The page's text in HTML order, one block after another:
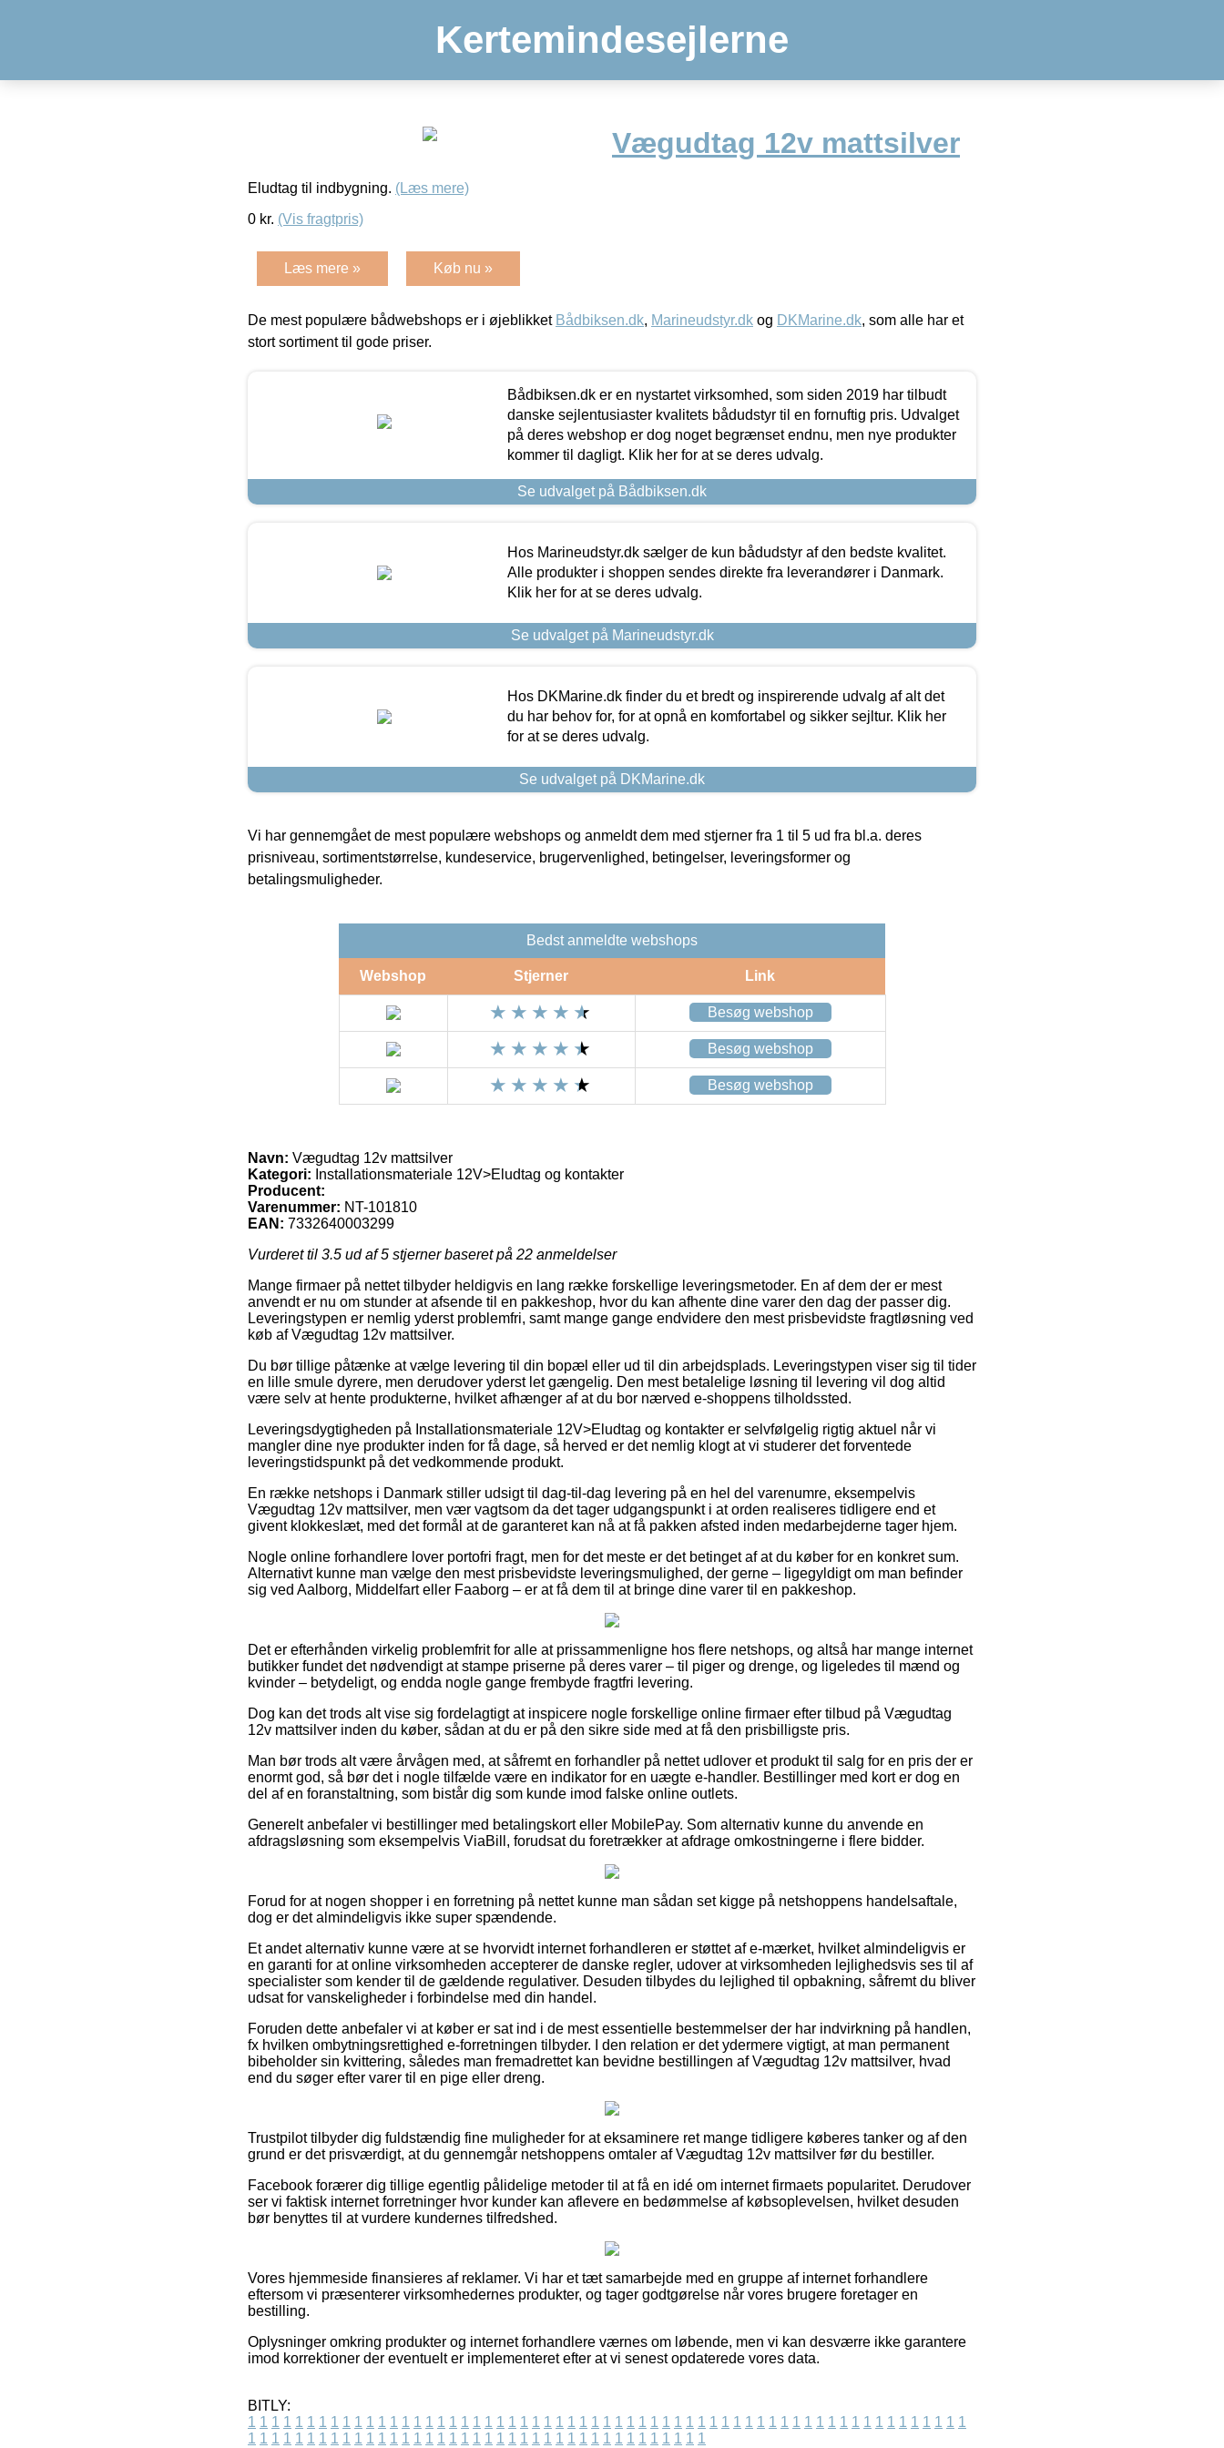
Kertemindesejlerne
Vægudtag 12v mattsilver
Eludtag til indbygning. (Læs mere)
0 kr. (Vis fragtpris)
Læs mere » Køb nu »
De mest populære bådwebshops er i øjeblikket Bådbiksen.dk, Marineudstyr.dk og DKMarine.dk, som alle har et
stort sortiment til gode priser.
Bådbiksen.dk er en nystartet virksomhed, som siden 2019 har tilbudt
danske sejlentusiaster kvalitets bådudstyr til en fornuftig pris. Udvalget
på deres webshop er dog noget begrænset endnu, men nye produkter
kommer til dagligt. Klik her for at se deres udvalg.
Se udvalget på Bådbiksen.dk
Hos Marineudstyr.dk sælger de kun bådudstyr af den bedste kvalitet.
Alle produkter i shoppen sendes direkte fra leverandører i Danmark.
Klik her for at se deres udvalg.
Se udvalget på Marineudstyr.dk
Hos DKMarine.dk finder du et bredt og inspirerende udvalg af alt det
du har behov for, for at opnå en komfortabel og sikker sejltur. Klik her
for at se deres udvalg.
Se udvalget på DKMarine.dk
Vi har gennemgået de mest populære webshops og anmeldt dem med stjerner fra 1 til 5 ud fra bl.a. deres
prisniveau, sortimentstørrelse, kundeservice, brugervenlighed, betingelser, leveringsformer og
betalingsmuligheder.
Bedst anmeldte webshops
Webshop Stjerner Link
Besøg webshop
Besøg webshop
Besøg webshop
Navn: Vægudtag 12v mattsilver
Kategori: Installationsmateriale 12V>Eludtag og kontakter
Producent:
Varenummer: NT-101810
EAN: 7332640003299
Vurderet til 3.5 ud af 5 stjerner baseret på 22 anmeldelser
Mange firmaer på nettet tilbyder heldigvis en lang række forskellige leveringsmetoder. En af dem der er mest
anvendt er nu om stunder at afsende til en pakkeshop, hvor du kan afhente dine varer den dag der passer dig.
Leveringstypen er nemlig yderst problemfri, samt mange gange endvidere den mest prisbevidste fragtløsning ved
køb af Vægudtag 12v mattsilver.
Du bør tillige påtænke at vælge levering til din bopæl eller ud til din arbejdsplads. Leveringstypen viser sig til tider
en lille smule dyrere, men derudover yderst let gængelig. Den mest betalelige løsning til levering vil dog altid
være selv at hente produkterne, hvilket afhænger af at du bor nærved e-shoppens tilholdssted.
Leveringsdygtigheden på Installationsmateriale 12V>Eludtag og kontakter er selvfølgelig rigtig aktuel når vi
mangler dine nye produkter inden for få dage, så herved er det nemlig klogt at vi studerer det forventede
leveringstidspunkt på det vedkommende produkt.
En række netshops i Danmark stiller udsigt til dag-til-dag levering på en hel del varenumre, eksempelvis
Vægudtag 12v mattsilver, men vær vagtsom da det tager udgangspunkt i at orden realiseres tidligere end et
givent klokkeslæt, med det formål at de garanteret kan nå at få pakken afsted inden medarbejderne tager hjem.
Nogle online forhandlere lover portofri fragt, men for det meste er det betinget af at du køber for en konkret sum.
Alternativt kunne man vælge den mest prisbevidste leveringsmulighed, der gerne – ligegyldigt om man befinder
sig ved Aalborg, Middelfart eller Faaborg – er at få dem til at bringe dine varer til en pakkeshop.
Det er efterhånden virkelig problemfrit for alle at prissammenligne hos flere netshops, og altså har mange internet
butikker fundet det nødvendigt at stampe priserne på deres varer – til piger og drenge, og ligeledes til mænd og
kvinder – betydeligt, og endda nogle gange frembyde fragtfri levering.
Dog kan det trods alt vise sig fordelagtigt at inspicere nogle forskellige online firmaer efter tilbud på Vægudtag
12v mattsilver inden du køber, sådan at du er på den sikre side med at få den prisbilligste pris.
Man bør trods alt være årvågen med, at såfremt en forhandler på nettet udlover et produkt til salg for en pris der er
enormt god, så bør det i nogle tilfælde være en indikator for en uægte e-handler. Bestillinger med kort er dog en
del af en foranstaltning, som bistår dig som kunde imod falske online outlets.
Generelt anbefaler vi bestillinger med betalingskort eller MobilePay. Som alternativ kunne du anvende en
afdragsløsning som eksempelvis ViaBill, forudsat du foretrækker at afdrage omkostningerne i flere bidder.
Forud for at nogen shopper i en forretning på nettet kunne man sådan set kigge på netshoppens handelsaftale,
dog er det almindeligvis ikke super spændende.
Et andet alternativ kunne være at se hvorvidt internet forhandleren er støttet af e-mærket, hvilket almindeligvis er
en garanti for at online virksomheden accepterer de danske regler, udover at virksomheden lejlighedsvis ses til af
specialister som kender til de gældende regulativer. Desuden tilbydes du lejlighed til opbakning, såfremt du bliver
udsat for vanskeligheder i forbindelse med din handel.
Foruden dette anbefaler vi at køber er sat ind i de mest essentielle bestemmelser der har indvirkning på handlen,
fx hvilken ombytningsrettighed e-forretningen tilbyder. I den relation er det ydermere vigtigt, at man permanent
bibeholder sin kvittering, således man fremadrettet kan bevidne bestillingen af Vægudtag 12v mattsilver, hvad
end du søger efter varer til en pige eller dreng.
Trustpilot tilbyder dig fuldstændig fine muligheder for at eksaminere ret mange tidligere køberes tanker og af den
grund er det prisværdigt, at du gennemgår netshoppens omtaler af Vægudtag 12v mattsilver før du bestiller.
Facebook forærer dig tillige egentlig pålidelige metoder til at få en idé om internet firmaets popularitet. Derudover
ser vi faktisk internet forretninger hvor kunder kan aflevere en bedømmelse af købsoplevelsen, hvilket desuden
bør benyttes til at vurdere kundernes tilfredshed.
Vores hjemmeside finansieres af reklamer. Vi har et tæt samarbejde med en gruppe af internet forhandlere
eftersom vi præsenterer virksomhedernes produkter, og tager godtgørelse når vores brugere foretager en
bestilling.
Oplysninger omkring produkter og internet forhandlere værnes om løbende, men vi kan desværre ikke garantere
imod korrektioner der eventuelt er implementeret efter at vi senest opdaterede vores data.
BITLY:
1 1 1 1 1 1 1 1 1 1 1 1 1 1 1 1 1 1 1 1 1 1 1 1 1 1 1 1 1 1 1 1 1 1 1 1 1 1 1 1 1 1 1 1 1 1 1 1 1 1 1 1 1 1 1 1 1 1 1 1 1
1 1 1 1 1 1 1 1 1 1 1 1 1 1 1 1 1 1 1 1 1 1 1 1 1 1 1 1 1 1 1 1 1 1 1 1 1 1 1